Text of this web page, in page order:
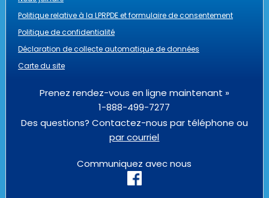
Politique relative à la LPRPDE et formulaire de consentement
Politique de confidentialité
Déclaration de collecte automatique de données
Carte du site
Prenez rendez-vous en ligne maintenant »
1-888-499-7277
Des questions? Contactez-nous par téléphone ou
par courriel
Communiquez avec nous